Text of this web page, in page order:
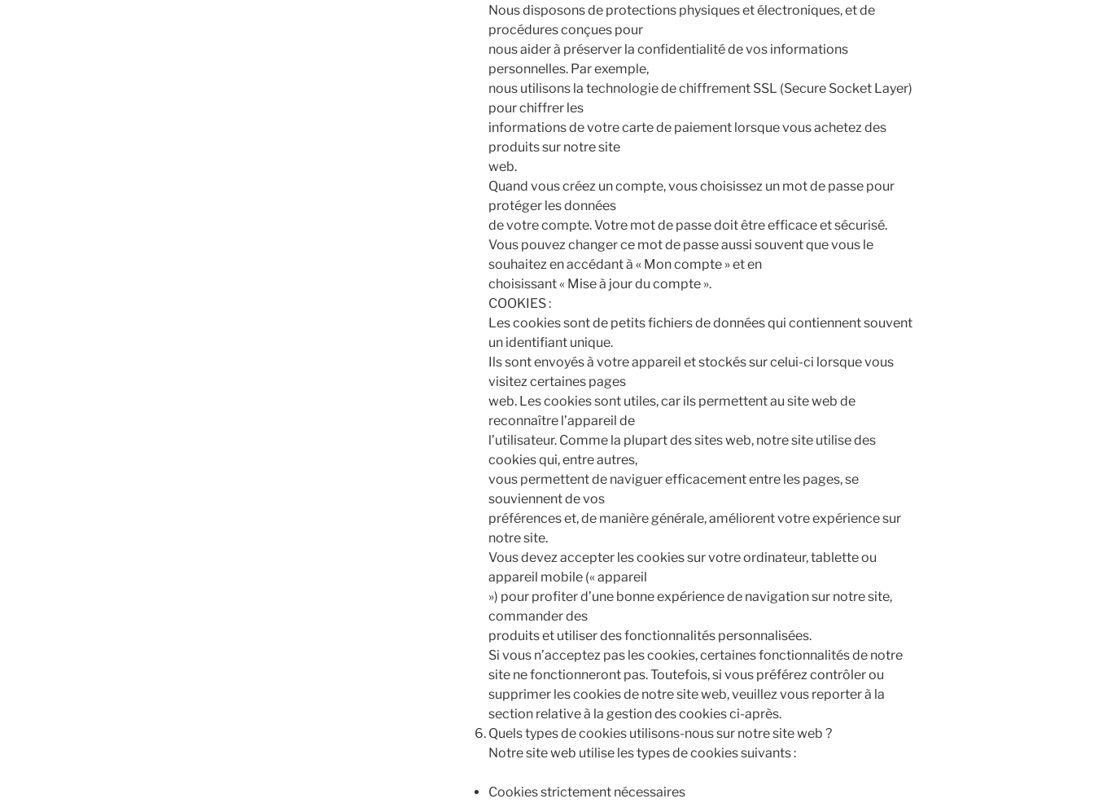
Nous disposons de protections physiques et électroniques, et de
procédures conçues pour
nous aider à préserver la confidentialité de vos informations
personnelles. Par exemple,
nous utilisons la technologie de chiffrement SSL (Secure Socket Layer)
pour chiffrer les
informations de votre carte de paiement lorsque vous achetez des
produits sur notre site
web.
Quand vous créez un compte, vous choisissez un mot de passe pour
protéger les données
de votre compte. Votre mot de passe doit être efficace et sécurisé.
Vous pouvez changer ce mot de passe aussi souvent que vous le
souhaitez en accédant à « Mon compte » et en
choisissant « Mise à jour du compte ».
COOKIES :
Les cookies sont de petits fichiers de données qui contiennent souvent
un identifiant unique.
Ils sont envoyés à votre appareil et stockés sur celui-ci lorsque vous
visitez certaines pages
web. Les cookies sont utiles, car ils permettent au site web de
reconnaître l’appareil de
l’utilisateur. Comme la plupart des sites web, notre site utilise des
cookies qui, entre autres,
vous permettent de naviguer efficacement entre les pages, se
souviennent de vos
préférences et, de manière générale, améliorent votre expérience sur
notre site.
Vous devez accepter les cookies sur votre ordinateur, tablette ou
appareil mobile (« appareil
») pour profiter d’une bonne expérience de navigation sur notre site,
commander des
produits et utiliser des fonctionnalités personnalisées.
Si vous n’acceptez pas les cookies, certaines fonctionnalités de notre
site ne fonctionneront pas. Toutefois, si vous préférez contrôler ou
supprimer les cookies de notre site web, veuillez vous reporter à la
section relative à la gestion des cookies ci-après.
Quels types de cookies utilisons-nous sur notre site web ?
Notre site web utilise les types de cookies suivants :
Cookies strictement nécessaires